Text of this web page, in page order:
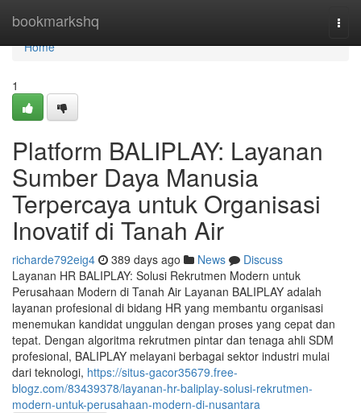
bookmarkshq
Home
Home
1
Platform BALIPLAY: Layanan
Sumber Daya Manusia
Terpercaya untuk Organisasi
Inovatif di Tanah Air
richarde792eig4 389 days ago News
Discuss
Layanan HR BALIPLAY: Solusi Rekrutmen Modern untuk
Perusahaan Modern di Tanah Air Layanan BALIPLAY adalah
layanan profesional di bidang HR yang membantu organisasi
menemukan kandidat unggulan dengan proses yang cepat dan
tepat. Dengan algoritma rekrutmen pintar dan tenaga ahli SDM
profesional, BALIPLAY melayani berbagai sektor industri mulai
dari teknologi, https://situs-gacor35679.free-
blogz.com/83439378/layanan-hr-baliplay-solusi-rekrutmen-
modern-untuk-perusahaan-modern-di-nusantara